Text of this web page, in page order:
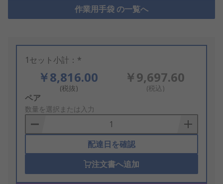
作業用手袋 の一覧へ
1セット小計：*
￥8,816.00
(税抜)
￥9,697.60
(税込)
Add
to
Basket
ペア
数量を選択または入力
配達日を確認
注文書へ追加